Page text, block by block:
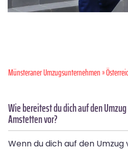
Münsteraner Umzugsunternehmen»
Wie bereitest du dich auf den
Amstetten vor?
Wenn du dich auf den